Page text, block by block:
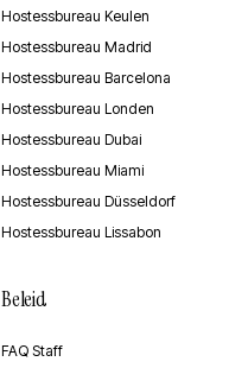
Hostessbureau Keulen
Hostessbureau Madrid
Hostessbureau Barcelona
Hostessbureau Londen
Hostessbureau Dubai
Hostessbureau Miami
Hostessbureau Düsseldorf
Hostessbureau Lissabon
Beleid
FAQ Staff